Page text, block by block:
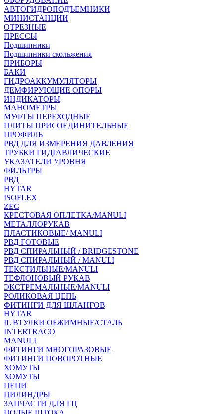
АВТОГИДРОПОДЪЕМНИКИ
МИНИСТАНЦИИ
ОТРЕЗНЫЕ
ПРЕССЫ
Подшипники
Подшипники скольжения
ПРИБОРЫ
БАКИ
ГИДРОАККУМУЛЯТОРЫ
ДЕМФИРУЮЩИЕ ОПОРЫ
ИНДИКАТОРЫ
МАНОМЕТРЫ
МУФТЫ ПЕРЕХОДНЫЕ
ПЛИТЫ ПРИСОЕДИНИТЕЛЬНЫЕ
ПРОФИЛЬ
РВД ДЛЯ ИЗМЕРЕНИЯ ДАВЛЕНИЯ
ТРУБКИ ГИДРАВЛИЧЕСКИЕ
УКАЗАТЕЛИ УРОВНЯ
ФИЛЬТРЫ
РВД
HYTAR
ISOFLEX
ZEC
КРЕСТОВАЯ ОПЛЕТКА/MANULI
МЕТАЛЛОРУКАВ
ПЛАСТИКОВЫЕ/ MANULI
РВД ГОТОВЫЕ
РВД СПИРАЛЬНЫЙ / BRIDGESTONE
РВД СПИРАЛЬНЫЙ / MANULI
ТЕКСТИЛЬНЫЕ/MANULI
ТЕФЛОНОВЫЙ РУКАВ
ЭКСТРЕМАЛЬНЫЕ/MANULI
РОЛИКОВАЯ ЦЕПЬ
ФИТИНГИ ДЛЯ ШЛАНГОВ
HYTAR
IL ВТУЛКИ ОБЖИМНЫЕ/СТАЛЬ
INTERTRACO
MANULI
ФИТИНГИ МНОГОРАЗОВЫЕ
ФИТИНГИ ПОВОРОТНЫЕ
ХОМУТЫ
ХОМУТЫ
ЦЕПИ
ЦИЛИНДРЫ
ЗАПЧАСТИ ДЛЯ ГЦ
ПОЛЫЕ ШТОКА